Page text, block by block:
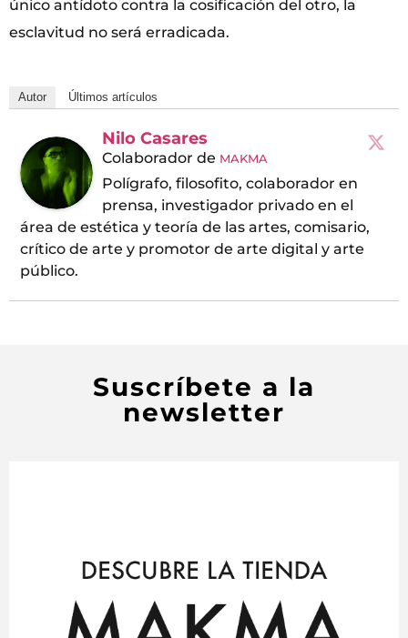
único antídoto contra la cosificación del otro, la
esclavitud no será erradicada.
Autor Últimos artículos
Nilo Casares
Colaborador de MAKMA
Polígrafo, filosofito, colaborador en
prensa, investigador privado en el
área de estética y teoría de las artes, comisario,
crítico de arte y promotor de arte digital y arte
público.
Suscríbete a la
newsletter